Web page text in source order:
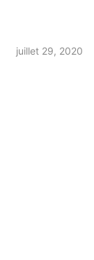
juillet 29, 2020